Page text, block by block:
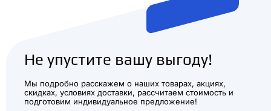
Не упустите вашу выгоду!
Мы подробно расскажем о наших товарах, акциях,
скидках, условиях доставки, рассчитаем стоимость и
подготовим индивидуальное предложение!